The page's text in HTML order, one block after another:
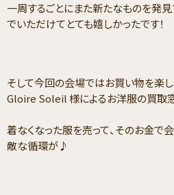
一周するごとにまた新たなものを発
でいただけてとても嬉しかったです！
そして今回の会場ではお買い物を楽し
Gloire Soleil 様によるお洋服の買取
着なくなった服を売って、そのお金で
敵な循環が♪